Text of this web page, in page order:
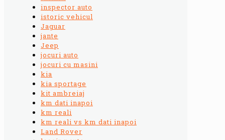
inspector auto
istoric vehicul
Jaguar
jante
Jeep
jocuri auto
jocuri cu masini
kia
kia sportage
kit ambreiaj
km dati inapoi
km reali
km reali vs km dati inapoi
Land Rover